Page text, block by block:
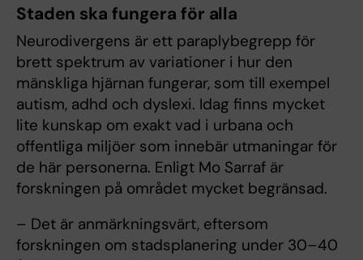
Staden ska fungera för alla
Neurodivergens är ett paraply­begrepp för
brett spektrum av variationer i hur den
mänskliga hjärnan fungerar, som till exempel
autism, adhd och dyslexi. Idag finns mycket
lite kunskap om exakt vad i urbana och
offentliga miljöer som innebär utmaningar för
de här personerna. Enligt Mo Sarraf är
forskningen på området mycket begränsad.
– Det är anmärkningsvärt, eftersom
forskningen om stadsplanering under 30–40